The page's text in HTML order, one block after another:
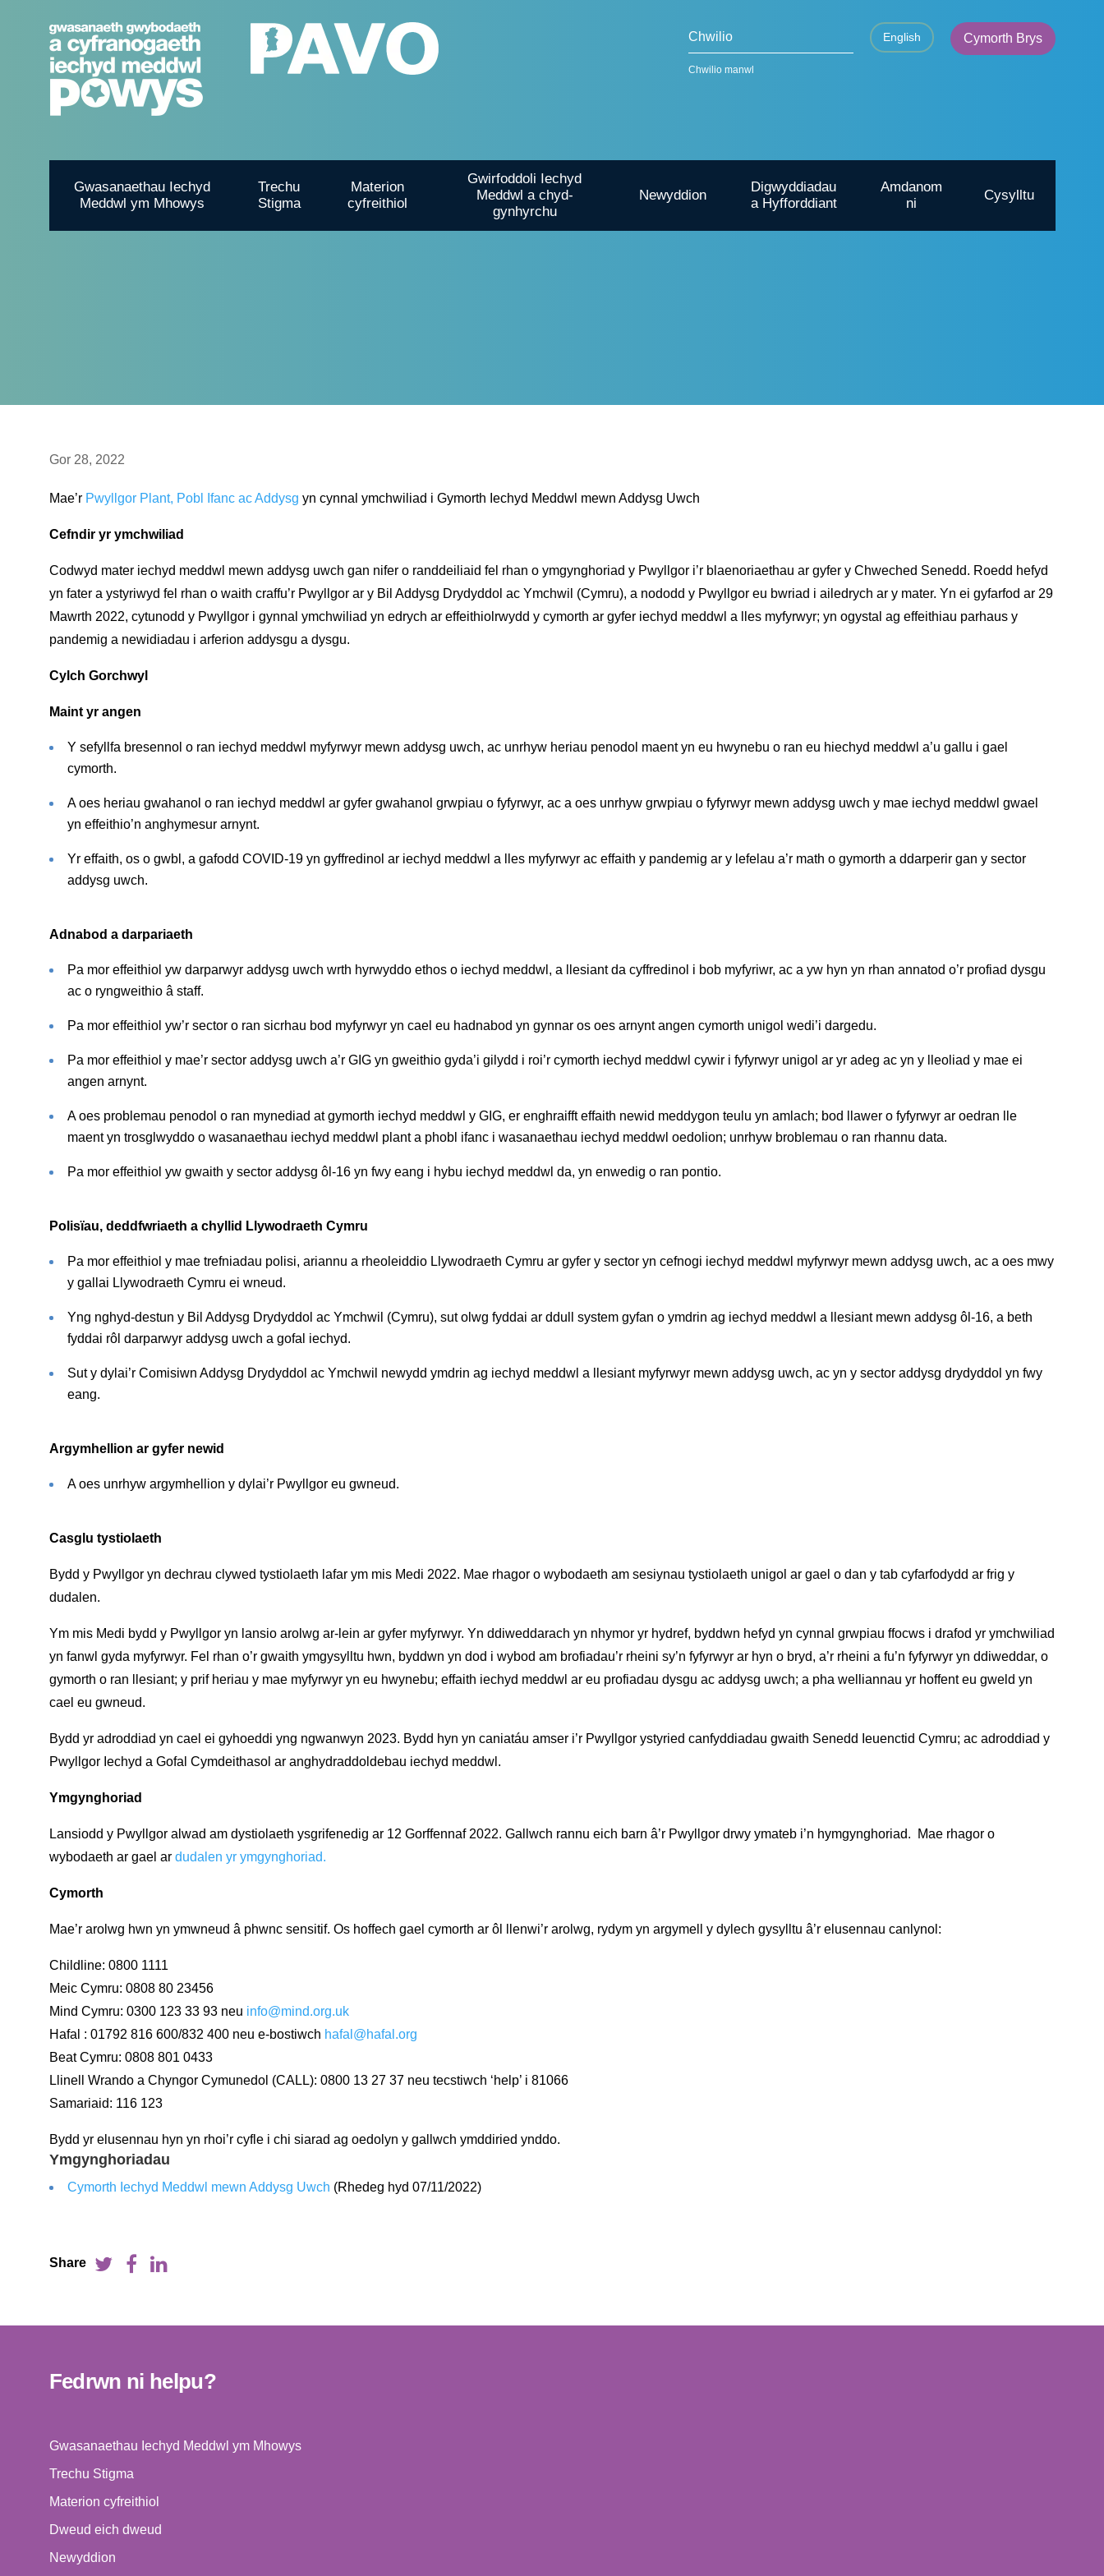
Chwilio manwl
English Cymorth Brys
Gwasanaethau Iechyd
Meddwl ym Mhowys
Trechu
Stigma
Materion
cyfreithiol
Gwirfoddoli Iechyd
Meddwl a chyd-
gynhyrchu
Newyddion
Digwyddiadau
a Hyfforddiant
Amdanom
ni
Cysylltu
Gor 28, 2022
Mae’r Pwyllgor Plant, Pobl Ifanc ac Addysg yn cynnal ymchwiliad i Gymorth Iechyd Meddwl mewn Addysg Uwch
Cefndir yr ymchwiliad
Codwyd mater iechyd meddwl mewn addysg uwch gan nifer o randdeiliaid fel rhan o ymgynghoriad y Pwyllgor i’r blaenoriaethau ar gyfer y Chweched Senedd. Roedd hefyd
yn fater a ystyriwyd fel rhan o waith craffu’r Pwyllgor ar y Bil Addysg Drydyddol ac Ymchwil (Cymru), a nododd y Pwyllgor eu bwriad i ailedrych ar y mater. Yn ei gyfarfod ar 29
Mawrth 2022, cytunodd y Pwyllgor i gynnal ymchwiliad yn edrych ar effeithiolrwydd y cymorth ar gyfer iechyd meddwl a lles myfyrwyr; yn ogystal ag effeithiau parhaus y
pandemig a newidiadau i arferion addysgu a dysgu.
Cylch Gorchwyl
Maint yr angen
Y sefyllfa bresennol o ran iechyd meddwl myfyrwyr mewn addysg uwch, ac unrhyw heriau penodol maent yn eu hwynebu o ran eu hiechyd meddwl a’u gallu i gael
cymorth.
A oes heriau gwahanol o ran iechyd meddwl ar gyfer gwahanol grwpiau o fyfyrwyr, ac a oes unrhyw grwpiau o fyfyrwyr mewn addysg uwch y mae iechyd meddwl gwael
yn effeithio’n anghymesur arnynt.
Yr effaith, os o gwbl, a gafodd COVID-19 yn gyffredinol ar iechyd meddwl a lles myfyrwyr ac effaith y pandemig ar y lefelau a’r math o gymorth a ddarperir gan y sector
addysg uwch.
Adnabod a darpariaeth
Pa mor effeithiol yw darparwyr addysg uwch wrth hyrwyddo ethos o iechyd meddwl, a llesiant da cyffredinol i bob myfyriwr, ac a yw hyn yn rhan annatod o’r profiad dysgu
ac o ryngweithio â staff.
Pa mor effeithiol yw’r sector o ran sicrhau bod myfyrwyr yn cael eu hadnabod yn gynnar os oes arnynt angen cymorth unigol wedi’i dargedu.
Pa mor effeithiol y mae’r sector addysg uwch a’r GIG yn gweithio gyda’i gilydd i roi’r cymorth iechyd meddwl cywir i fyfyrwyr unigol ar yr adeg ac yn y lleoliad y mae ei
angen arnynt.
A oes problemau penodol o ran mynediad at gymorth iechyd meddwl y GIG, er enghraifft effaith newid meddygon teulu yn amlach; bod llawer o fyfyrwyr ar oedran lle
maent yn trosglwyddo o wasanaethau iechyd meddwl plant a phobl ifanc i wasanaethau iechyd meddwl oedolion; unrhyw broblemau o ran rhannu data.
Pa mor effeithiol yw gwaith y sector addysg ôl-16 yn fwy eang i hybu iechyd meddwl da, yn enwedig o ran pontio.
Polisïau, deddfwriaeth a chyllid Llywodraeth Cymru
Pa mor effeithiol y mae trefniadau polisi, ariannu a rheoleiddio Llywodraeth Cymru ar gyfer y sector yn cefnogi iechyd meddwl myfyrwyr mewn addysg uwch, ac a oes mwy
y gallai Llywodraeth Cymru ei wneud.
Yng nghyd-destun y Bil Addysg Drydyddol ac Ymchwil (Cymru), sut olwg fyddai ar ddull system gyfan o ymdrin ag iechyd meddwl a llesiant mewn addysg ôl-16, a beth
fyddai rôl darparwyr addysg uwch a gofal iechyd.
Sut y dylai’r Comisiwn Addysg Drydyddol ac Ymchwil newydd ymdrin ag iechyd meddwl a llesiant myfyrwyr mewn addysg uwch, ac yn y sector addysg drydyddol yn fwy
eang.
Argymhellion ar gyfer newid
A oes unrhyw argymhellion y dylai’r Pwyllgor eu gwneud.
Casglu tystiolaeth
Bydd y Pwyllgor yn dechrau clywed tystiolaeth lafar ym mis Medi 2022. Mae rhagor o wybodaeth am sesiynau tystiolaeth unigol ar gael o dan y tab cyfarfodydd ar frig y
dudalen.
Ym mis Medi bydd y Pwyllgor yn lansio arolwg ar-lein ar gyfer myfyrwyr. Yn ddiweddarach yn nhymor yr hydref, byddwn hefyd yn cynnal grwpiau ffocws i drafod yr ymchwiliad
yn fanwl gyda myfyrwyr. Fel rhan o’r gwaith ymgysylltu hwn, byddwn yn dod i wybod am brofiadau’r rheini sy’n fyfyrwyr ar hyn o bryd, a’r rheini a fu’n fyfyrwyr yn ddiweddar, o
gymorth o ran llesiant; y prif heriau y mae myfyrwyr yn eu hwynebu; effaith iechyd meddwl ar eu profiadau dysgu ac addysg uwch; a pha welliannau yr hoffent eu gweld yn
cael eu gwneud.
Bydd yr adroddiad yn cael ei gyhoeddi yng ngwanwyn 2023. Bydd hyn yn caniatáu amser i’r Pwyllgor ystyried canfyddiadau gwaith Senedd Ieuenctid Cymru; ac adroddiad y
Pwyllgor Iechyd a Gofal Cymdeithasol ar anghydraddoldebau iechyd meddwl.
Ymgynghoriad
Lansiodd y Pwyllgor alwad am dystiolaeth ysgrifenedig ar 12 Gorffennaf 2022. Gallwch rannu eich barn â’r Pwyllgor drwy ymateb i’n hymgynghoriad. Mae rhagor o
wybodaeth ar gael ar dudalen yr ymgynghoriad.
Cymorth
Mae’r arolwg hwn yn ymwneud â phwnc sensitif. Os hoffech gael cymorth ar ôl llenwi’r arolwg, rydym yn argymell y dylech gysylltu â’r elusennau canlynol:
Childline: 0800 1111
Meic Cymru: 0808 80 23456
Mind Cymru: 0300 123 33 93 neu info@mind.org.uk
Hafal : 01792 816 600/832 400 neu e-bostiwch hafal@hafal.org
Beat Cymru: 0808 801 0433
Llinell Wrando a Chyngor Cymunedol (CALL): 0800 13 27 37 neu tecstiwch ‘help’ i 81066
Samariaid: 116 123
Bydd yr elusennau hyn yn rhoi’r cyfle i chi siarad ag oedolyn y gallwch ymddiried ynddo.
Ymgynghoriadau
Cymorth Iechyd Meddwl mewn Addysg Uwch (Rhedeg hyd 07/11/2022)
Share
Fedrwn ni helpu?
Gwasanaethau Iechyd Meddwl ym Mhowys
Trechu Stigma
Materion cyfreithiol
Dweud eich dweud
Newyddion